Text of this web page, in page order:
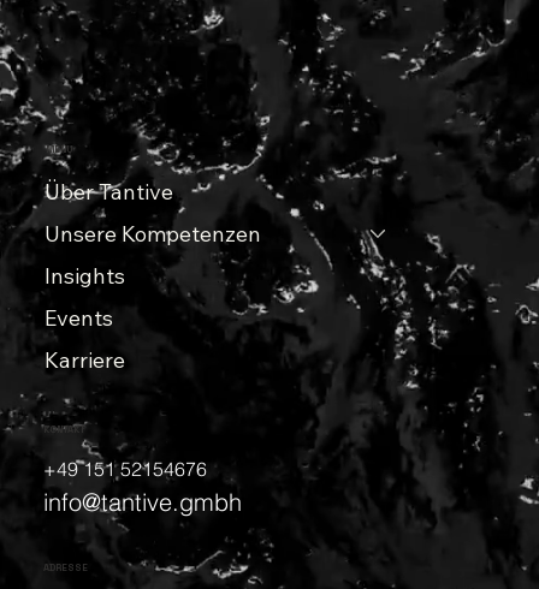
MENU
Über Tantive
Unsere Kompetenzen
Insights
Events
Karriere
KONTAKT
+49 151 52154676
info@tantive.gmbh
ADRESSE